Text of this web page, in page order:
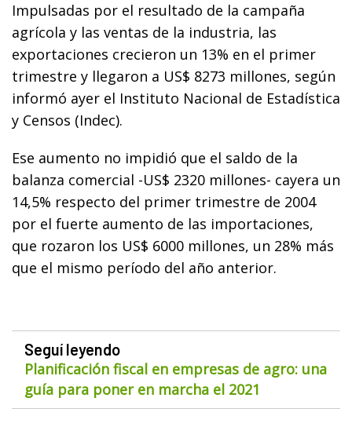
Impulsadas por el resultado de la campaña
agrícola y las ventas de la industria, las
exportaciones crecieron un 13% en el primer
trimestre y llegaron a US$ 8273 millones, según
informó ayer el Instituto Nacional de Estadística
y Censos (Indec).
Ese aumento no impidió que el saldo de la
balanza comercial -US$ 2320 millones- cayera un
14,5% respecto del primer trimestre de 2004
por el fuerte aumento de las importaciones,
que rozaron los US$ 6000 millones, un 28% más
que el mismo período del año anterior.
Seguí leyendo
Planificación fiscal en empresas de agro: una
guía para poner en marcha el 2021